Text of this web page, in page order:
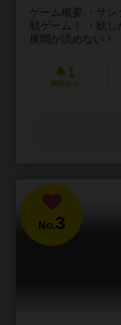
ゲーム概要 ・サ
戦ゲーム！ ・欲
展開が読めない！
1
興味あり
No.3